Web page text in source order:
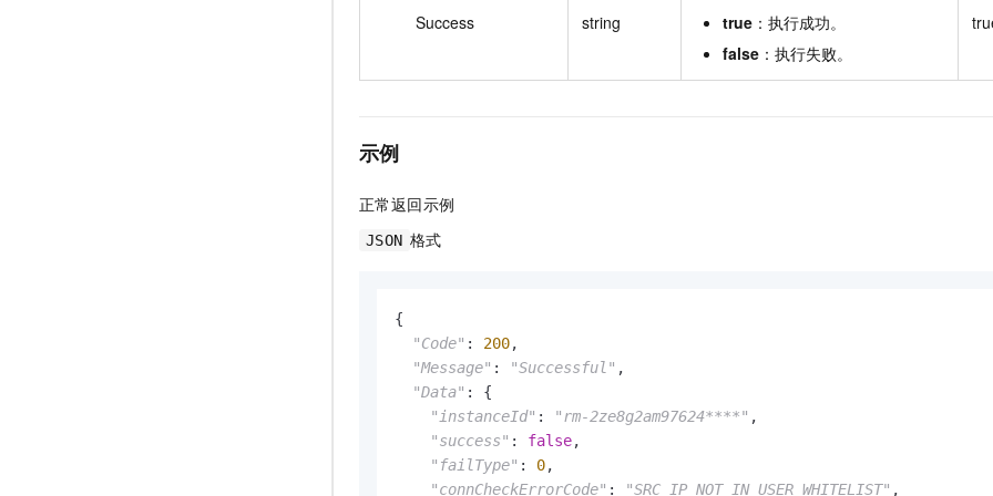
Success string true ：执行成功。
false ：执行失败。
示例
正常返回示例
JSON 格式
{
"Code" : 200,
"Message" : "Successful" ,
"Data" : {
"instanceId" : "rm-2ze8g2am97624****" ,
"success" : false,
"failType" : 0,
"connCheckErrorCode" : "SRC_IP_NOT_IN_USER_WHITELIST" ,